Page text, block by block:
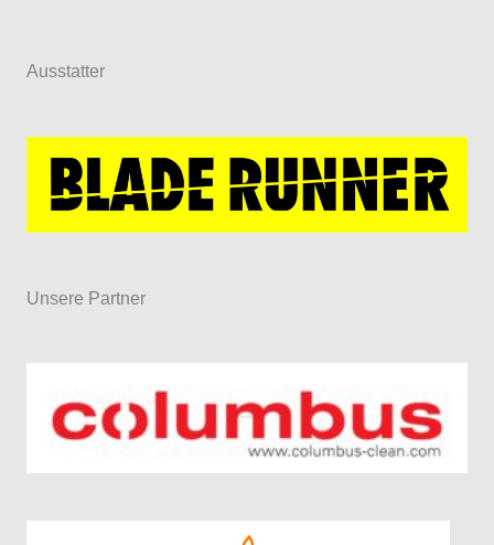
Ausstatter
Unsere Partner